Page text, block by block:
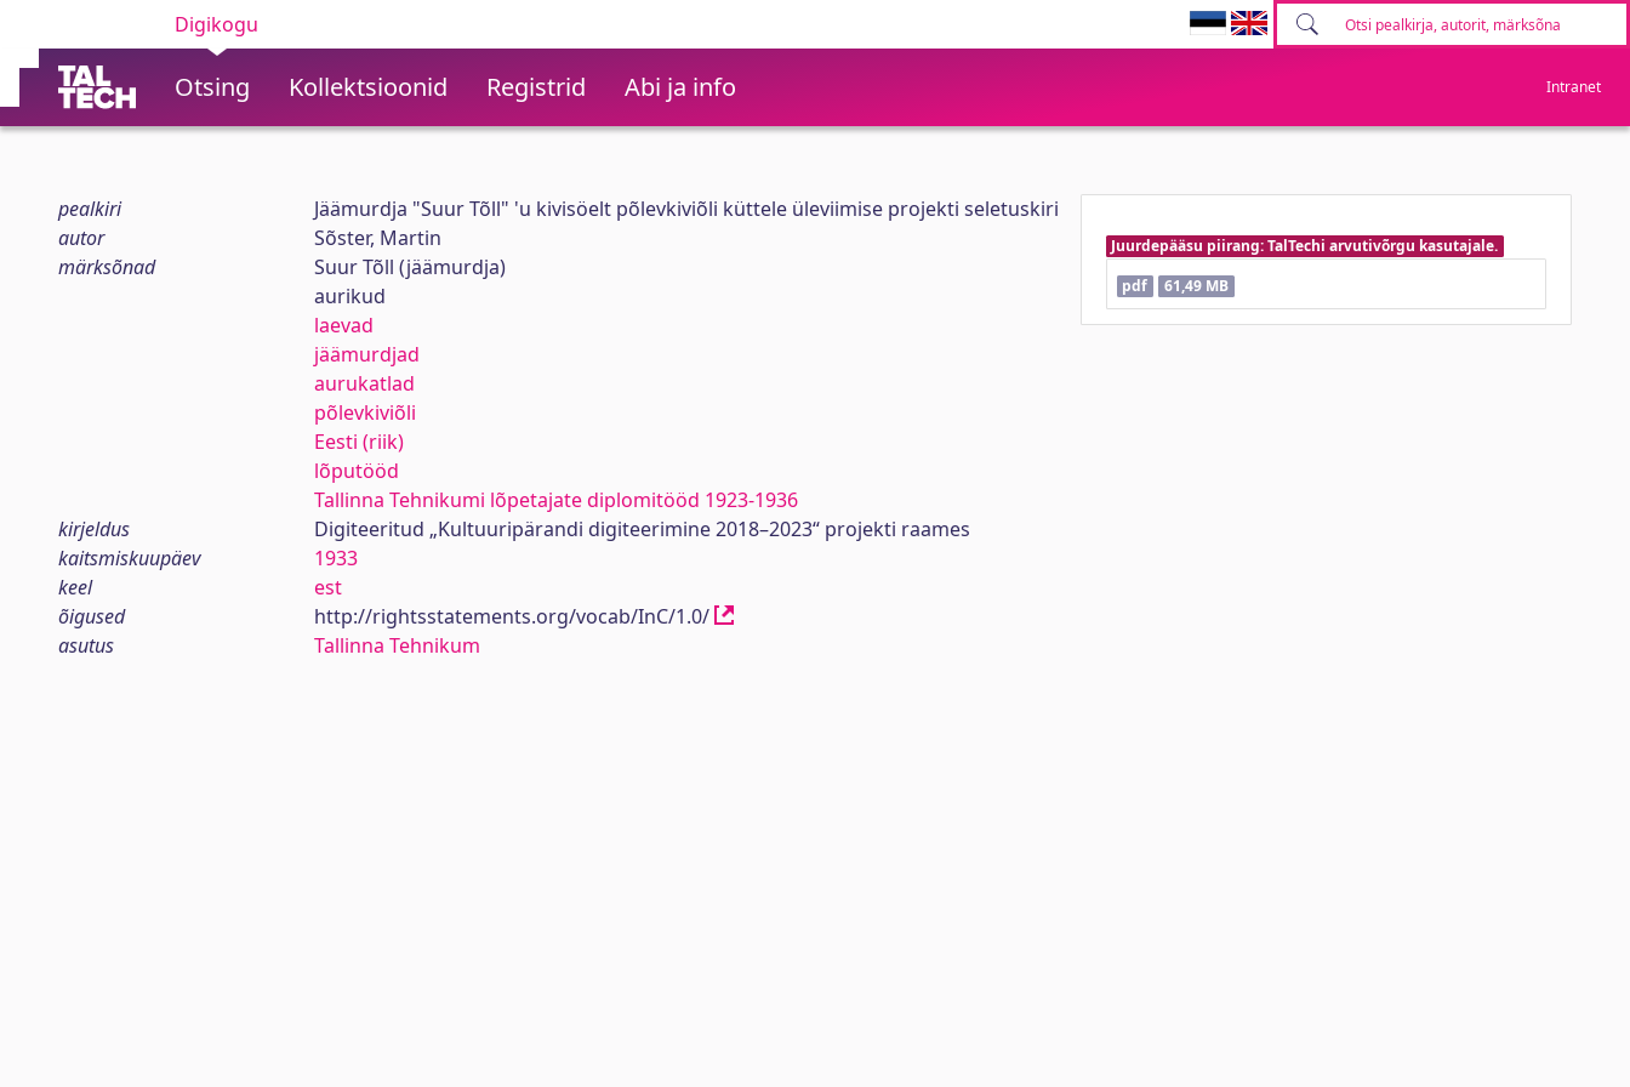
Digikogu
Otsing Kollektsioonid Registrid Abi ja info Intranet
pealkiri
Jäämurdja "Suur Tõll" 'u kivisöelt põlevkiviõli küttele üleviimise projekti seletuskiri
autor
Sõster, Martin
märksõnad
Suur Tõll (jäämurdja)
aurikud
laevad
jäämurdjad
aurukatlad
põlevkiviõli
Eesti (riik)
lõputööd
Tallinna Tehnikumi lõpetajate diplomitööd 1923-1936
kirjeldus
Digiteeritud „Kultuuripärandi digiteerimine 2018–2023“ projekti raames
kaitsmiskuupäev
1933
keel
est
õigused
http://rightsstatements.org/vocab/InC/1.0/
asutus
Tallinna Tehnikum
Juurdepääsu piirang: TalTechi arvutivõrgu kasutajale.
pdf
61,49 MB